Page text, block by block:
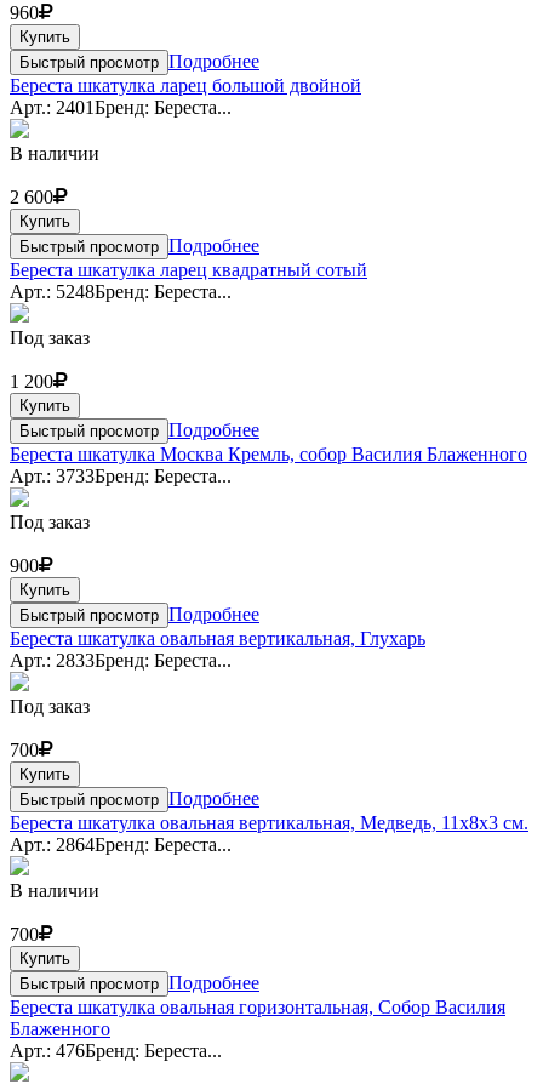
960
Купить
Быстрый просмотр Подробнее
Береста шкатулка ларец большой двойной
Арт.: 2401Бренд: Береста...
В наличии
2 600
Купить
Быстрый просмотр Подробнее
Береста шкатулка ларец квадратный сотый
Арт.: 5248Бренд: Береста...
Под заказ
1 200
Купить
Быстрый просмотр Подробнее
Береста шкатулка Москва Кремль, собор Василия Блаженного
Арт.: 3733Бренд: Береста...
Под заказ
900
Купить
Быстрый просмотр Подробнее
Береста шкатулка овальная вертикальная, Глухарь
Арт.: 2833Бренд: Береста...
Под заказ
700
Купить
Быстрый просмотр Подробнее
Береста шкатулка овальная вертикальная, Медведь, 11x8x3 см.
Арт.: 2864Бренд: Береста...
В наличии
700
Купить
Быстрый просмотр Подробнее
Береста шкатулка овальная горизонтальная, Собор Василия
Блаженного
Арт.: 476Бренд: Береста...